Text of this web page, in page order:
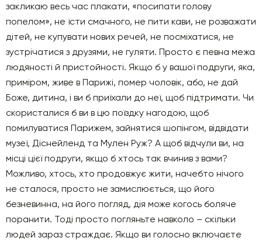
закликаю весь час плакати, «посипати голову
попелом», не їсти смачного, не пити кави, не розважати
дітей, не купувати нових речей, не посміхатися, не
зустрічатися з друзями, не гуляти. Просто є певна межа
людяності й пристойності. Якщо б у вашої подруги, яка,
приміром, живе в Парижі, помер чоловік, або, не дай
Боже, дитина, і ви б приїхали до неї, щоб підтримати. Чи
скористалися б ви в цю поїздку нагодою, щоб
помилуватися Парижем, зайнятися шопінгом, відвідати
музеї, Діснейленд та Мулен Руж? А щоб відчули ви, на
місці цієї подруги, якщо б хтось так вчинив з вами?
Можливо, хтось, хто продовжує жити, начебто нічого
не сталося, просто не замислюється, що його
безневинна, на його погляд, дія може когось боляче
поранити. Тоді просто погляньте навколо – скільки
людей зараз страждає. Якщо ви голосно включаєте